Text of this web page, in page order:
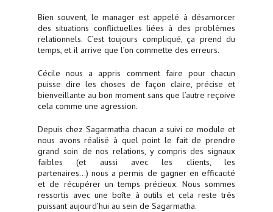
Bien souvent, le manager est appelé à désamorcer
des situations conflictuelles liées à des problèmes
relationnels. C’est toujours compliqué, ça prend du
temps, et il arrive que l’on commette des erreurs.
Cécile nous a appris comment faire pour chacun
puisse dire les choses de façon claire, précise et
bienveillante au bon moment sans que l’autre reçoive
cela comme une agression.
Depuis chez Sagarmatha chacun a suivi ce module et
nous avons réalisé à quel point le fait de prendre
grand soin de nos relations, y compris des signaux
faibles (et aussi avec les clients, les
partenaires…) nous a permis de gagner en efficacité
et de récupérer un temps précieux. Nous sommes
ressortis avec une boîte à outils et cela reste très
puissant aujourd’hui au sein de Sagarmatha.